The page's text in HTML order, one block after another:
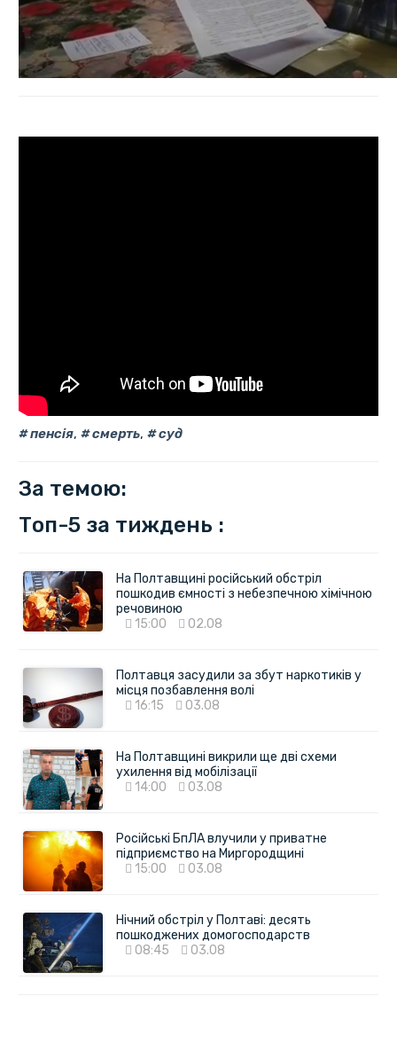
пенсія, смерть, суд
За темою:
Топ-5 за тиждень :
На Полтавщині російський обстріл
пошкодив ємності з небезпечною хімічною
речовиною
15:00
02.08
Полтавця засудили за збут наркотиків у
місця позбавлення волі
16:15
03.08
На Полтавщині викрили ще дві схеми
ухилення від мобілізації
14:00
03.08
Російські БпЛА влучили у приватне
підприємство на Миргородщині
15:00
03.08
Нічний обстріл у Полтаві: десять
пошкоджених домогосподарств
08:45
03.08